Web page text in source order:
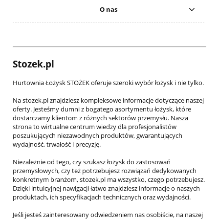
O nas
Stozek.pl
Hurtownia Łożysk STOŻEK oferuje szeroki wybór łożysk i nie tylko.
Na stozek.pl znajdziesz kompleksowe informacje dotyczące naszej
oferty. Jesteśmy dumni z bogatego asortymentu łożysk, które
dostarczamy klientom z różnych sektorów przemysłu. Nasza
strona to wirtualne centrum wiedzy dla profesjonalistów
poszukujących niezawodnych produktów, gwarantujących
wydajność, trwałość i precyzję.
Niezależnie od tego, czy szukasz łożysk do zastosowań
przemysłowych, czy też potrzebujesz rozwiązań dedykowanych
konkretnym branżom, stozek.pl ma wszystko, czego potrzebujesz.
Dzięki intuicyjnej nawigacji łatwo znajdziesz informacje o naszych
produktach, ich specyfikacjach technicznych oraz wydajności.
Jeśli jesteś zainteresowany odwiedzeniem nas osobiście, na naszej